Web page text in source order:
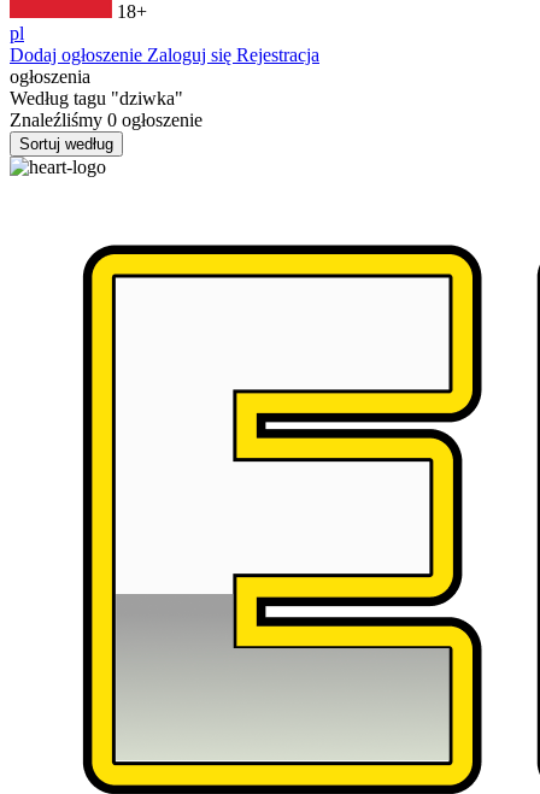
18+
pl
Dodaj ogłoszenie Zaloguj się Rejestracja
ogłoszenia
Według tagu "dziwka"
Znaleźliśmy 0 ogłoszenie
Sortuj według